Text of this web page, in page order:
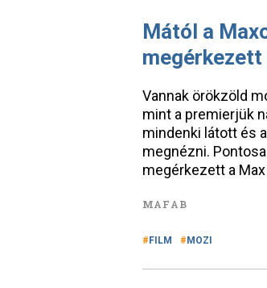
Mától a
Vannak örökzöld
mint a premierjük
mindenki látott és
megnézni.
megérkezett a
MAFAB
FILM MOZI